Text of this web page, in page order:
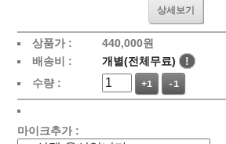
상세보기
상품가 :
440,000원
배송비 :
개별(전체무료)
!
수량 :
+1 -1
마이크추가 :